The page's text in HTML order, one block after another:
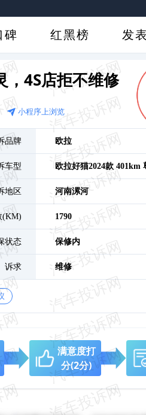
碑 红黑榜 发
，4S店拒不维修
小程序上浏览
品牌 欧拉
车型 欧拉好猫2024款 401km
地区 河南漯河
(KM) 1790
状态 保修内
诉求 维修
满意度打
分(2分)